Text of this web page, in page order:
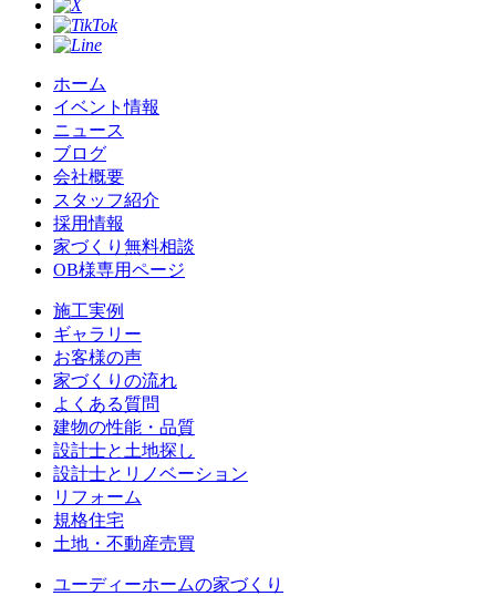
ホーム
イベント情報
ニュース
ブログ
会社概要
スタッフ紹介
採用情報
家づくり無料相談
OB様専用ページ
施⼯実例
ギャラリー
お客様の声
家づくりの流れ
よくある質問
建物の性能・品質
設計士と土地探し
設計士とリノベーション
リフォーム
規格住宅
⼟地・不動産売買
ユーディーホームの家づくり